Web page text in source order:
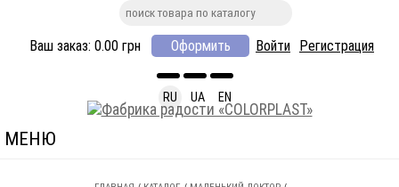
Ваш заказ: 0.00 грн Оформить Войти Регистрация
RU UA EN
МЕНЮ